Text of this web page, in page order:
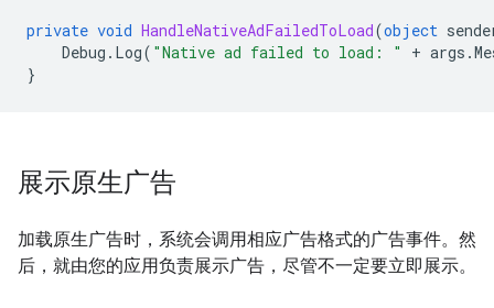
private void HandleNativeAdFailedToLoad(object
Debug . Log( "Native ad failed to load: " + args .
}
展示原生广告
加载原生广告时，系统会调用相应广告格式的广告事件。然
后，就由您的应用负责展示广告，尽管不一定要立即展示。